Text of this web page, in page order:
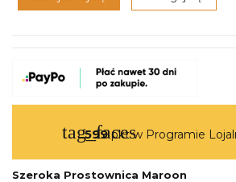
tag_faces
599pkt w Programie
Szeroka Prostownica Maroon